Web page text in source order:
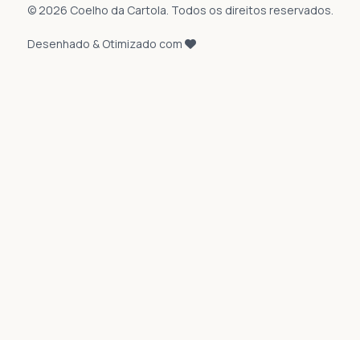
© 2026 Coelho da Cartola. Todos os direitos reservados.
Desenhado & Otimizado com